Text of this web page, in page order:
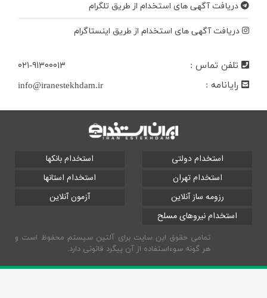
دریافت آگهی های استخدام از طریق تلگرام
دریافت آگهی های استخدام از طریق اینستاگرام
تلفن تماس :
۰۲۱-۹۱۳۰۰۰۱۳
رایانامه :
info@iranestekhdam.ir
استخدام دولتی
استخدام بانکها
استخدام تهران
استخدام استانها
رزومه ساز آنلاین
آزمون آنلاین
استخدام نیروهای مسلح
تمامی حقوق این سایت برای آلتین سیستم محفوظ است و
هر گونه سوءاستفاده از آن پیگرد قانونی دارد.